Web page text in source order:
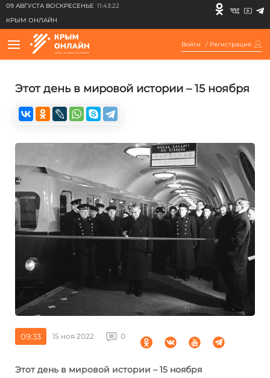
09 АВГУСТА ВОСКРЕСЕНЬЕ 11:43:22
КРЫМ ОНЛАЙН
Войти / Регистрация
Этот день в мировой истории – 15 ноября
09:33 15 ноя 2022 0
Этот день в мировой истории – 15 ноября